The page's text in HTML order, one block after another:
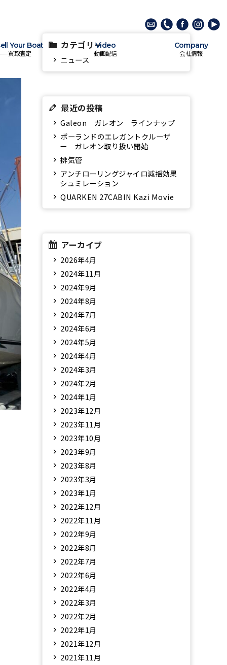
Your Boat
買取査定
Video
動画配信
Company
会社情報
カテゴリー
ニュース
最近の投稿
Galeon ガレオン ラインナップ
ポーランドのエレガントクルーザ
ー ガレオン取り扱い開始
排気管
アンチローリングジャイロ減揺効果
シュミレーション
QUARKEN 27CABIN Kazi Movie
アーカイブ
2026年4月
2024年11月
2024年9月
2024年8月
2024年7月
2024年6月
2024年5月
2024年4月
2024年3月
2024年2月
2024年1月
2023年12月
2023年11月
2023年10月
2023年9月
2023年8月
2023年3月
2023年1月
2022年12月
2022年11月
2022年9月
2022年8月
2022年7月
2022年6月
2022年4月
2022年3月
2022年2月
2022年1月
2021年12月
2021年11月